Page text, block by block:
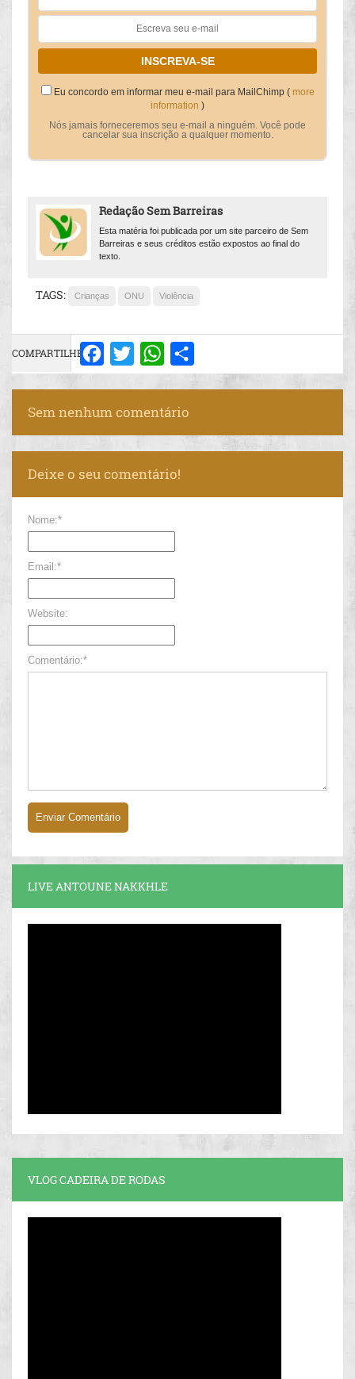
Eu concordo em informar meu e-mail para MailChimp ( more
information )
Nós jamais forneceremos seu e-mail a ninguém. Você pode
cancelar sua inscrição a qualquer momento.
Redação Sem Barreiras
Esta matéria foi publicada por um site parceiro de Sem
Barreiras e seus créditos estão expostos ao final do
texto.
TAGS: Crianças ONU Violência
COMPARTILHE: Facebook
Twitter WhatsApp
Sem nenhum comentário
Deixe o seu comentário!
Nome:*
Email:*
Website:
Comentário:*
LIVE ANTOUNE NAKKHLE
VLOG CADEIRA DE RODAS